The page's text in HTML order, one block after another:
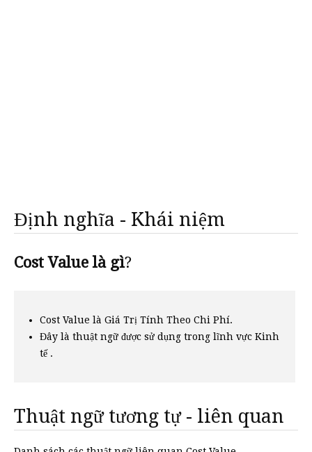
Định nghĩa - Khái niệm
Cost Value là gì?
Cost Value là Giá Trị Tính Theo Chi Phí.
Đây là thuật ngữ được sử dụng trong lĩnh vực Kinh
tế .
Thuật ngữ tương tự - liên quan